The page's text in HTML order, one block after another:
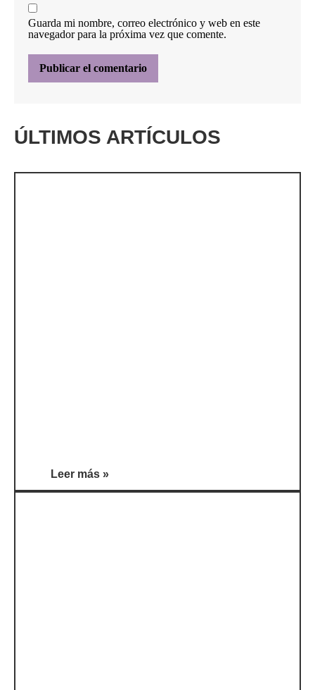
Guarda mi nombre, correo electrónico y web en este
navegador para la próxima vez que comente.
ÚLTIMOS ARTÍCULOS
Leer más »